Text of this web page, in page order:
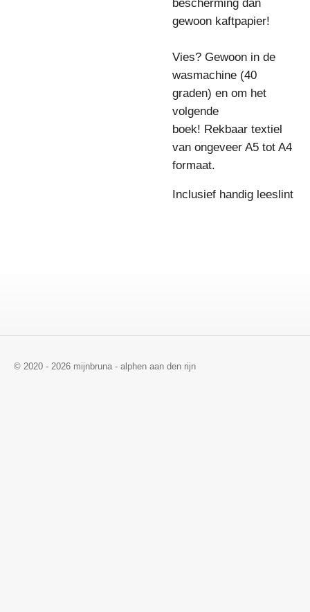
bescherming dan
gewoon kaftpapier!
Vies? Gewoon in de
wasmachine (40
graden) en om het
volgende
boek! Rekbaar textiel
van ongeveer A5 tot A4
formaat.
Inclusief handig leeslint
© 2020 - 2026 mijnbruna - alphen aan den rijn